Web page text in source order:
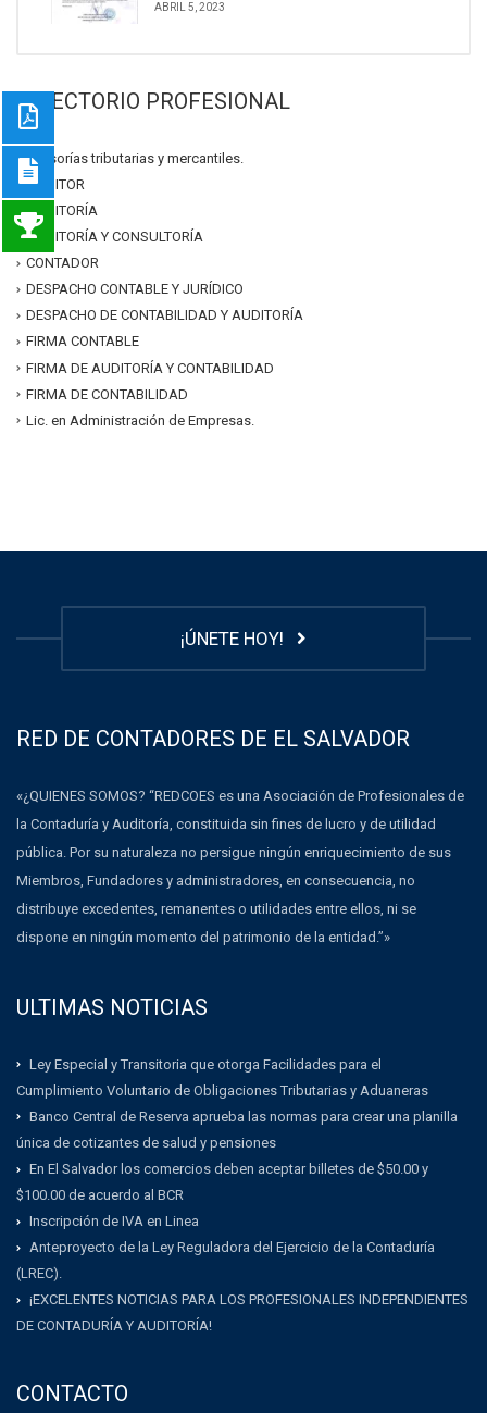
ABRIL 5, 2023
DIRECTORIO PROFESIONAL
asesorías tributarias y mercantiles.
AUDITOR
AUDITORÍA
AUDITORÍA Y CONSULTORÍA
CONTADOR
DESPACHO CONTABLE Y JURÍDICO
DESPACHO DE CONTABILIDAD Y AUDITORÍA
FIRMA CONTABLE
FIRMA DE AUDITORÍA Y CONTABILIDAD
FIRMA DE CONTABILIDAD
Lic. en Administración de Empresas.
¡ÚNETE HOY!
RED DE CONTADORES DE EL SALVADOR
«¿QUIENES SOMOS? “REDCOES es una Asociación de Profesionales de
la Contaduría y Auditoría, constituida sin fines de lucro y de utilidad
pública. Por su naturaleza no persigue ningún enriquecimiento de sus
Miembros, Fundadores y administradores, en consecuencia, no
distribuye excedentes, remanentes o utilidades entre ellos, ni se
dispone en ningún momento del patrimonio de la entidad.”»
ULTIMAS NOTICIAS
Ley Especial y Transitoria que otorga Facilidades para el
Cumplimiento Voluntario de Obligaciones Tributarias y Aduaneras
Banco Central de Reserva aprueba las normas para crear una planilla
única de cotizantes de salud y pensiones
En El Salvador los comercios deben aceptar billetes de $50.00 y
$100.00 de acuerdo al BCR
Inscripción de IVA en Linea
Anteproyecto de la Ley Reguladora del Ejercicio de la Contaduría
(LREC).
¡EXCELENTES NOTICIAS PARA LOS PROFESIONALES INDEPENDIENTES
DE CONTADURÍA Y AUDITORÍA!
CONTACTO